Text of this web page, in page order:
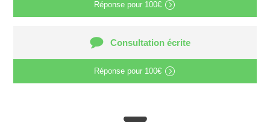
Réponse pour 100€
Consultation écrite
Réponse pour 100€